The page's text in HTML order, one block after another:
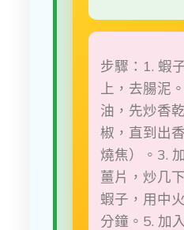
步驟：1. 蝦
上，去腸泥
油，先炒香
椒，直到出
燒焦）。3.
薑片，炒几
蝦子，用中
分鐘。5. 加